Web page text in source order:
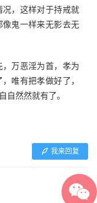
，这样对于持戒就
鬼一样来无影去无
万恶淫为首，孝为
唯有把孝做好了，
自然然就有了。
我来回复